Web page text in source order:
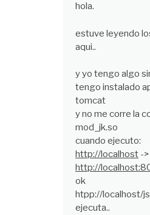
hola.
estuve leyendo
aqui..
y yo tengo algo
tengo instalado
tomcat
y no me corre la
mod_jk.so
cuando ejecuto:
http://localhost -
http://
ok
htpp://localhost/
ejecuta..